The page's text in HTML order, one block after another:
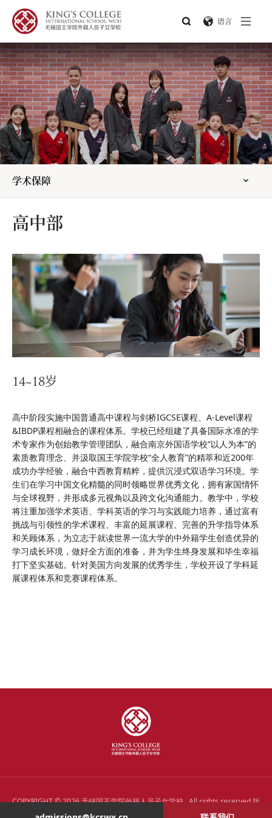
语言
学术保障
高中部
14~18岁
高中阶段实施中国普通高中课程与剑桥IGCSE课程、A-Level课程
&IBDP课程相融合的课程体系。学校已经组建了具备国际水准的学
术专家作为创始教学管理团队，融合南京外国语学校“以人为本”的
素质教育理念、并汲取国王学院学校“全人教育”的精萃和近200年
成功办学经验，融合中西教育精粹，提供沉浸式双语学习环境。学
生们在学习中国文化精髓的同时领略世界优秀文化，拥有家国情怀
与全球视野，并形成多元视角以及跨文化沟通能力。教学中，学校
将注重加强学术英语、学科英语的学习与实践能力培养，通过富有
挑战与引领性的学术课程、丰富的延展课程、完善的升学指导体系
和关顾体系，为立志于就读世界一流大学的中外籍学生创造优异的
学习成长环境，做好全方面的准备，并为学生终身发展和毕生幸福
打下坚实基础。针对美国方向发展的优秀学生，学校开设了学科延
展课程体系和竞赛课程体系。
COPYRIGHT © 2026 无锡国王学院外籍人员子女学校 . All rights reserved 版